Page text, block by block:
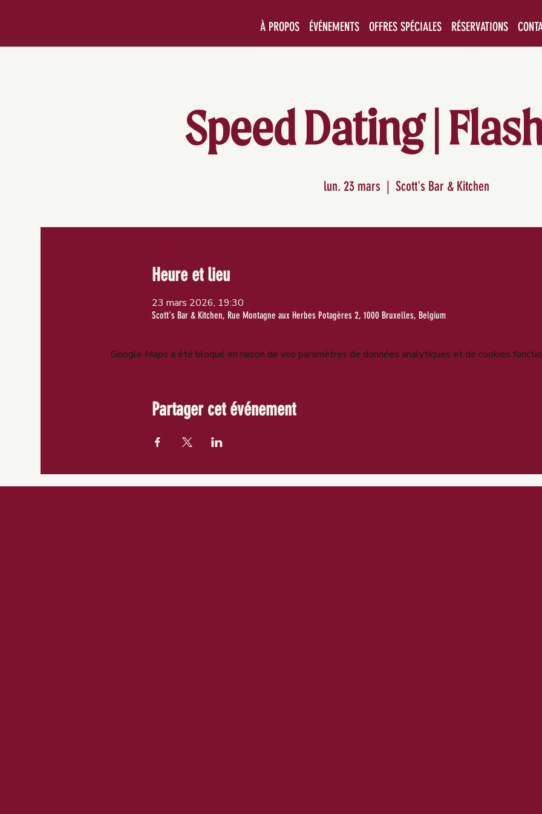
À PROPOS ÉVÉNEMENTS OFFRES SPÉCIALES RÉSERVATIONS
Speed ​​Dating |
lun. 23 mars
  |
Scott's Bar & Kitchen
Heure et lieu
23 mars 2026, 19:30
Scott's Bar & Kitchen, Rue Montagne aux Herbes Potagères 2, 1000 Bruxelles, Belgium
Google Maps a été bloqué en raison de vos paramètres de données analytiques et de cookies
Partager cet événement